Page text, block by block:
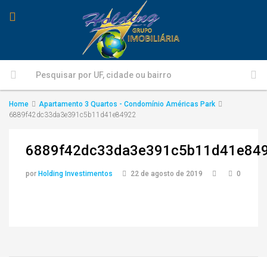
Home
Apartamento 3 Quartos - Condomínio Américas Park
6889f42dc33da3e391c5b11d41e84922
por Holding Investimentos 22 de agosto de 2019 0